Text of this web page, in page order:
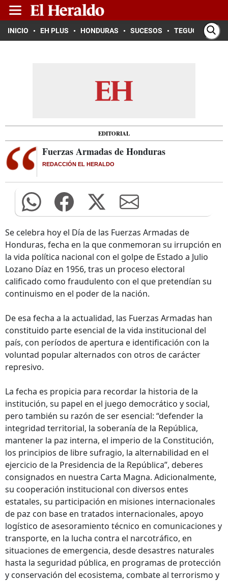
INICIO EH PLUS HONDURAS SUCESOS TEGUCIGALPA
EDITORIAL
Fuerzas Armadas de Honduras
REDACCIÓN EL HERALDO
Se celebra hoy el Día de las Fuerzas Armadas de
Honduras, fecha en la que conmemoran su irrupción en
la vida política nacional con el golpe de Estado a Julio
Lozano Díaz en 1956, tras un proceso electoral
calificado como fraudulento con el que pretendían su
continuismo en el poder de la nación.
De esa fecha a la actualidad, las Fuerzas Armadas han
constituido parte esencial de la vida institucional del
país, con períodos de apertura e identificación con la
voluntad popular alternados con otros de carácter
represivo.
La fecha es propicia para recordar la historia de la
institución, su papel en el juego democrático y social,
pero también su razón de ser esencial: “defender la
integridad territorial, la soberanía de la República,
mantener la paz interna, el imperio de la Constitución,
los principios de libre sufragio, la alternabilidad en el
ejercicio de la Presidencia de la República”, deberes
consignados en nuestra Carta Magna. Adicionalmente,
su cooperación institucional con diversos entes
estatales, su participación en misiones internacionales
de paz con base en tratados internacionales, apoyo
logístico de asesoramiento técnico en comunicaciones y
transporte, en la lucha contra el narcotráfico, en
situaciones de emergencia, desde desastres naturales
hasta la seguridad pública, en programas de protección
y conservación del ecosistema, combate al terrorismo y